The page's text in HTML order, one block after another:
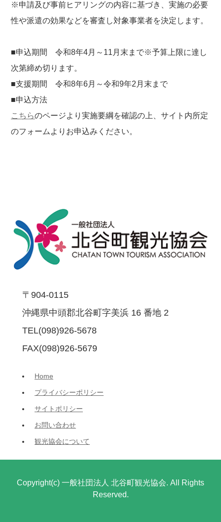
※申請及び事前ヒアリングの内容に基づき、実施の必要
性や派遣の効果などを審査し対象事業者を決定します。
■申込期間 令和8年4月～11月末まで※予算上限に達し
次第締め切ります。
■支援期間 令和8年6月～令和9年2月末まで
■申込方法
こちらのページより実施要綱を確認の上、サイト内所定
のフォームよりお申込みください。
〒904-0115
沖縄県中頭郡北谷町字美浜 16 番地 2
TEL(098)926-5678
FAX(098)926-5679
Home
プライバシーポリシー
サイトポリシー
お問い合わせ
観光協会について
Copyright(c) 一般社団法人 北谷町観光協会. All Rights
Reserved.